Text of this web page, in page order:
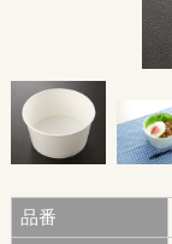
品番